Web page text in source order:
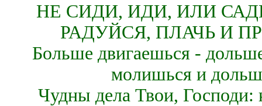
НЕ СИДИ, ИДИ, ИЛИ
РАДУЙСЯ, ПЛАЧЬ И
Больше двигаешься -
молишься и
Чудны дела Твои, Господи: